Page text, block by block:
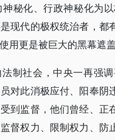
秘化、行政神秘化为
现代的极权统治者，
用更是被巨大的黑幕遮
制社会，中央一再强
对此消极应付、阳奉
到监督，他们曾经、
督权力、限制权力、